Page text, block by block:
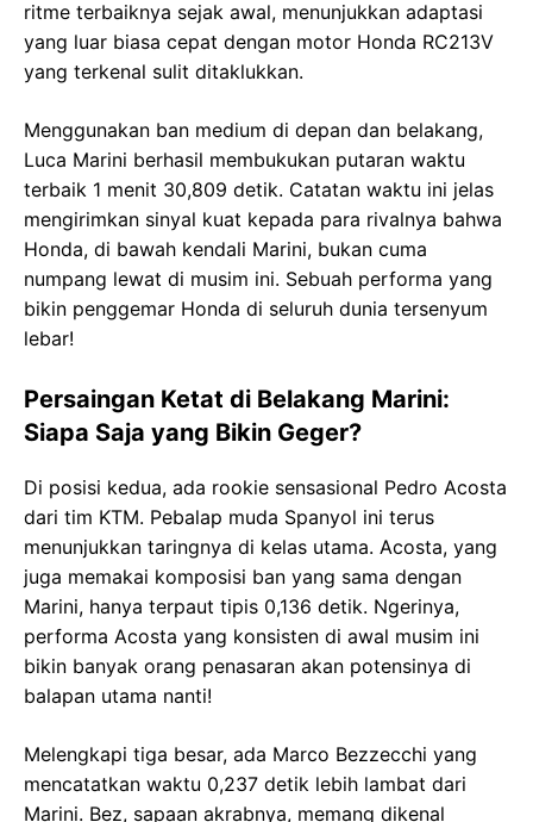
ritme terbaiknya sejak awal, menunjukkan adaptasi
yang luar biasa cepat dengan motor Honda RC213V
yang terkenal sulit ditaklukkan.
Menggunakan ban medium di depan dan belakang,
Luca Marini berhasil membukukan putaran waktu
terbaik 1 menit 30,809 detik. Catatan waktu ini jelas
mengirimkan sinyal kuat kepada para rivalnya bahwa
Honda, di bawah kendali Marini, bukan cuma
numpang lewat di musim ini. Sebuah performa yang
bikin penggemar Honda di seluruh dunia tersenyum
lebar!
Persaingan Ketat di Belakang Marini:
Siapa Saja yang Bikin Geger?
Di posisi kedua, ada rookie sensasional Pedro Acosta
dari tim KTM. Pebalap muda Spanyol ini terus
menunjukkan taringnya di kelas utama. Acosta, yang
juga memakai komposisi ban yang sama dengan
Marini, hanya terpaut tipis 0,136 detik. Ngerinya,
performa Acosta yang konsisten di awal musim ini
bikin banyak orang penasaran akan potensinya di
balapan utama nanti!
Melengkapi tiga besar, ada Marco Bezzecchi yang
mencatatkan waktu 0,237 detik lebih lambat dari
Marini. Bez, sapaan akrabnya, memang dikenal